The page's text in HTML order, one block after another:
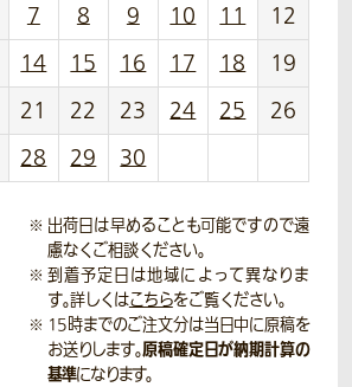
7 8 9 10 11
12
14 15 16 17 18
19
21 22 23 24 25
26
28 29 30
出荷日は早めることも可能ですので遠
慮なくご相談ください。
到着予定日は地域によって異なりま
す。詳しくはこちらをご覧ください。
15時までのご注文分は当日中に原稿を
お送りします。原稿確定日が納期計算の
基準になります。